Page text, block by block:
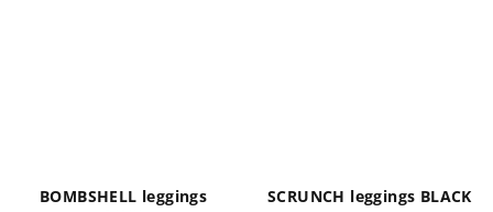
BOMBSHELL leggings
SCRUNCH leggings BLACK